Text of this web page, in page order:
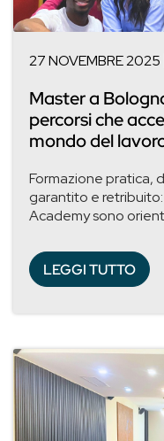
27 NOVEMBRE 2025
Master a
percorsi che
mondo del
Formazione pratica,
garantito e
Academy sono
LEGGI TUTTO